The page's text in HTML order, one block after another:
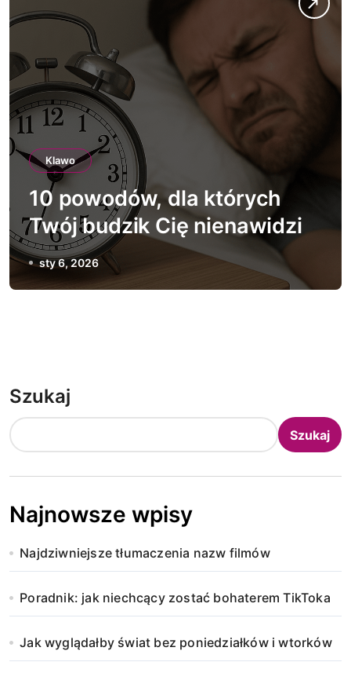
Klawo
10 powodów, dla których
Twój budzik Cię nienawidzi
sty 6, 2026
Szukaj
Szukaj
Najnowsze wpisy
Najdziwniejsze tłumaczenia nazw filmów
Poradnik: jak niechcący zostać bohaterem TikToka
Jak wyglądałby świat bez poniedziałków i wtorków